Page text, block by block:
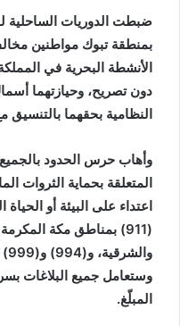
ضبطت الدوريات
بمنطقة تبوك مواطنين
الأنشطة البحرية في
دون تصريح، وحيازتهما
النظامية بحقهما
وأهاب حرس الحدود بالجميع
المتعلقة بحماية الثروات
اعتداء على البيئة أو
(911) بمناطق مكة
وستعامل جميع البلاغات
المبلّغ.